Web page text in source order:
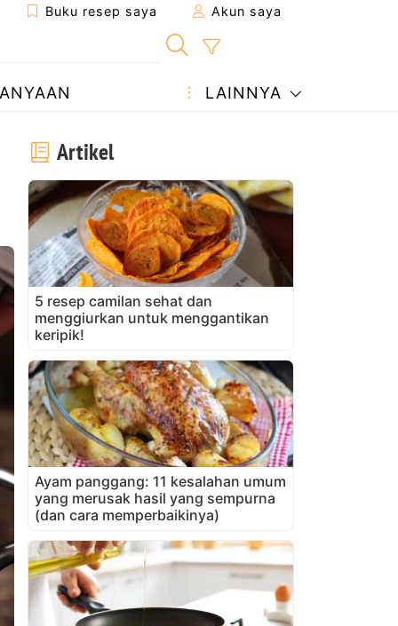
Buku resep saya Akun saya
LAINNYA
Artikel
5 resep camilan sehat dan
menggiurkan untuk menggantikan
keripik!
Ayam panggang: 11 kesalahan umum
yang merusak hasil yang sempurna
(dan cara memperbaikinya)